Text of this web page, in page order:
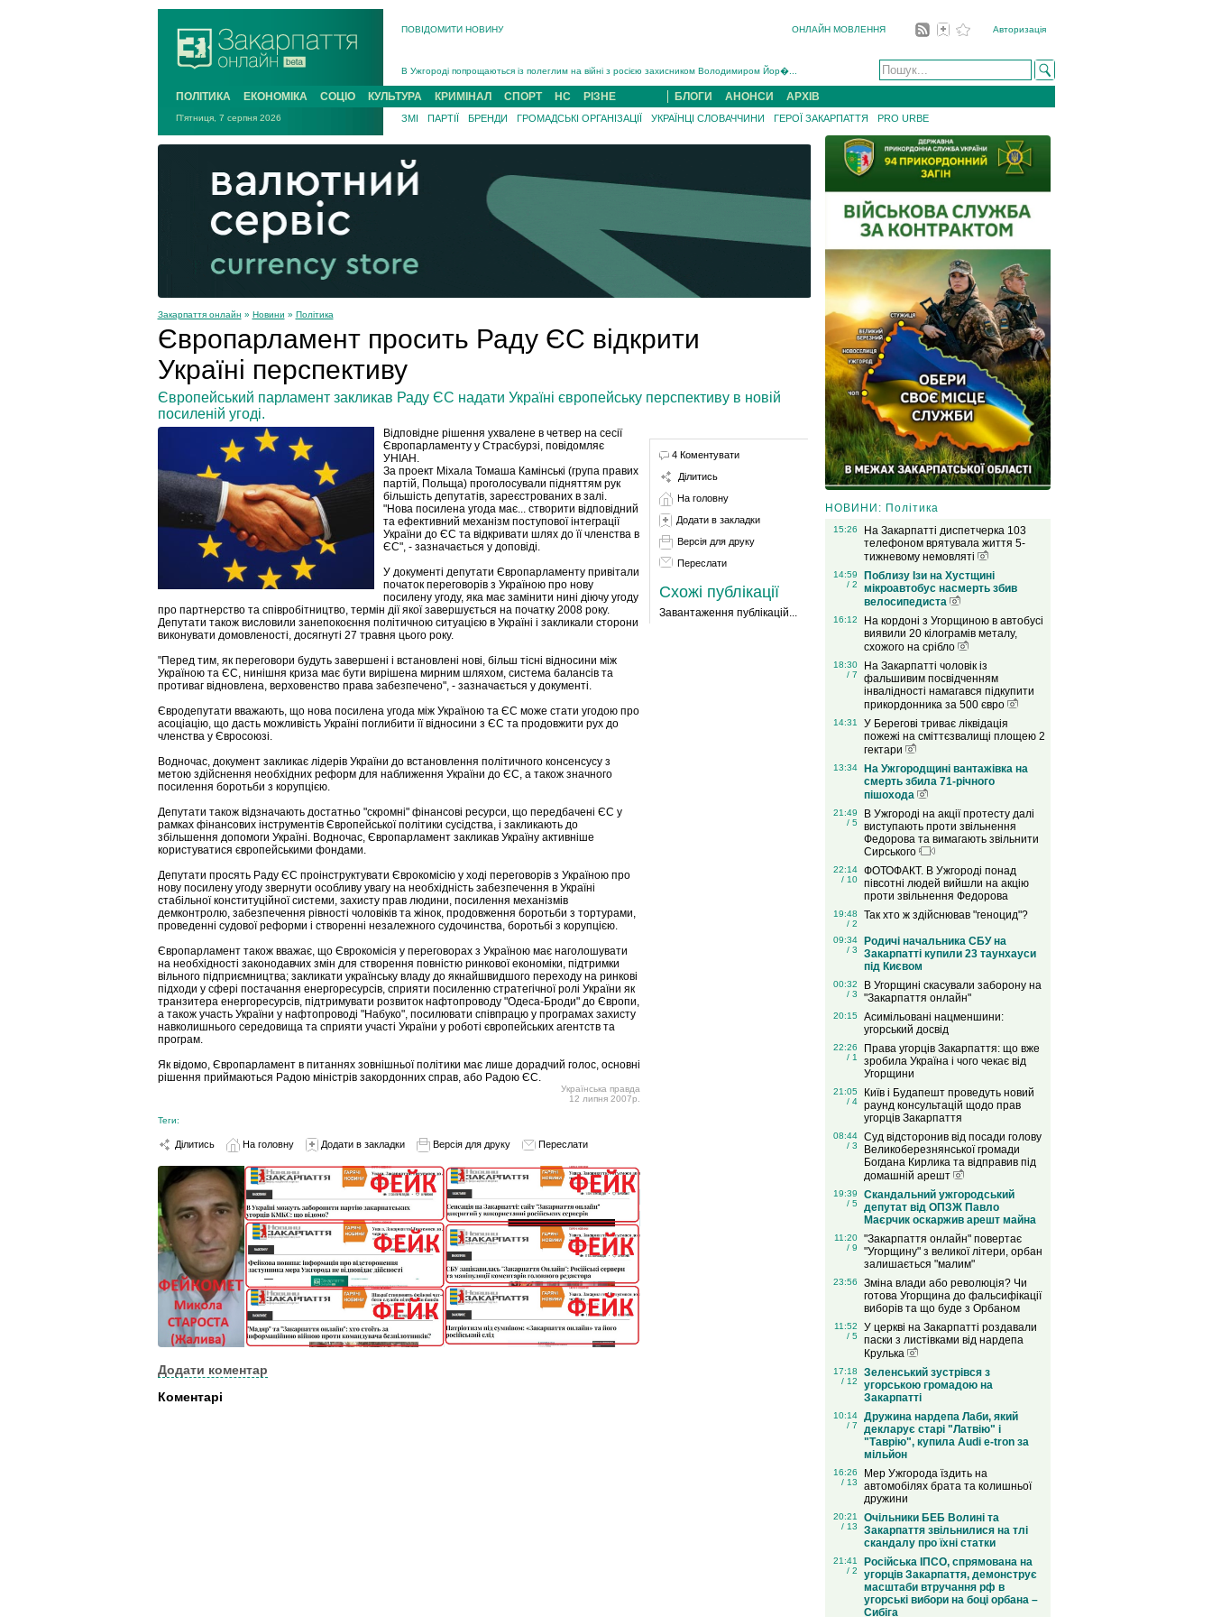
ПОВІДОМИТИ НОВИНУ ОНЛАЙН МОВЛЕННЯ Авторизація
В Ужгороді попрощаються із полеглим на війні з росією захисником Володимиром Йор�...
В Ужгороді 5 серпня попрощаються із захисником Богданом Югасом, який два роки �...
Підтвердили загибель захисника із Нанкова на Хустщині Юліана Гербея (ФОТО)[/gree...
На війні з рф поліг військовий з Виноградова Ігнат Роздяловський (ФОТО)...
На Хустщині внаслідок ДТП за участі трьох авто постраждали 13 людей (ФОТО)...
Інструктора районного ТЦК на Закарпатті судитимуть за обвинувачен...
ПОЛІТИКА ЕКОНОМІКА СОЦІО КУЛЬТУРА КРИМІНАЛ СПОРТ НС РІЗНЕ БЛОГИ АНОНСИ АРХІВ
П'ятниця, 7 серпня 2026 ЗМІ ПАРТІЇ БРЕНДИ ГРОМАДСЬКІ ОРГАНІЗАЦІЇ УКРАЇНЦІ СЛОВАЧЧИНИ ГЕРОЇ ЗАКАРПАТТЯ PRO URBE
Закарпаття онлайн » Новини » Політика
Європарламент просить Раду ЄС відкрити
Україні перспективу
Європейський парламент закликав Раду ЄС надати Україні європейську перспективу в новій
посиленій угоді.
Відповідне рішення ухвалене в четвер на сесії
Європарламенту у Страсбурзі, повідомляє
УНІАН.
За проект Міхала Томаша Камінські (група правих
партій, Польща) проголосували підняттям рук
більшість депутатів, зареєстрованих в залі.
"Нова посилена угода має... створити відповідний
та ефективний механізм поступової інтеграції
України до ЄС та відкривати шлях до її членства в
ЄС", - зазначається у доповіді.
У документі депутати Європарламенту привітали
початок переговорів з Україною про нову
посилену угоду, яка має замінити нині діючу угоду
про партнерство та співробітництво, термін дії якої завершується на початку 2008 року.
Депутати також висловили занепокоєння політичною ситуацією в Україні і закликали сторони
виконувати домовленості, досягнуті 27 травня цього року.
"Перед тим, як переговори будуть завершені і встановлені нові, більш тісні відносини між
Україною та ЄС, нинішня криза має бути вирішена мирним шляхом, система балансів та
противаг відновлена, верховенство права забезпечено", - зазначається у документі.
Євродепутати вважають, що нова посилена угода між Україною та ЄС може стати угодою про
асоціацію, що дасть можливість Україні поглибити її відносини з ЄС та продовжити рух до
членства у Євросоюзі.
Водночас, документ закликає лідерів України до встановлення політичного консенсусу з
метою здійснення необхідних реформ для наближення України до ЄС, а також значного
посилення боротьби з корупцією.
Депутати також відзначають достатньо "скромні" фінансові ресурси, що передбачені ЄС у
рамках фінансових інструментів Європейської політики сусідства, і закликають до
збільшення допомоги Україні. Водночас, Європарламент закликав Україну активніше
користуватися європейськими фондами.
Депутати просять Раду ЄС проінструктувати Єврокомісію у ході переговорів з Україною про
нову посилену угоду звернути особливу увагу на необхідність забезпечення в Україні
стабільної конституційної системи, захисту прав людини, посилення механізмів
демконтролю, забезпечення рівності чоловіків та жінок, продовження боротьби з тортурами,
проведенні судової реформи і створенні незалежного судочинства, боротьбі з корупцією.
Європарламент також вважає, що Єврокомісія у переговорах з Україною має наголошувати
на необхідності законодавчих змін для створення повністю ринкової економіки, підтримки
вільного підприємництва; закликати українську владу до якнайшвидшого переходу на ринкові
підходи у сфері постачання енергоресурсів, сприяти посиленню стратегічної ролі України як
транзитера енергоресурсів, підтримувати розвиток нафтопроводу "Одеса-Броди" до Європи,
а також участь України у нафтопроводі "Набуко", посилювати співпрацю у програмах захисту
навколишнього середовища та сприяти участі України у роботі європейських агентств та
програм.
Як відомо, Європарламент в питаннях зовнішньої політики має лише дорадчий голос, основні
рішення приймаються Радою міністрів закордонних справ, або Радою ЄС.
Українська правда
12 липня 2007р.
Теги:
Ділитись На головну Додати в закладки Версія для друку Переслати
Додати коментар
Коментарі
4 Коментувати
Ділитись
На головну
Додати в закладки
Версія для друку
Переслати
Схожі публікації
Завантаження публікацій...
НОВИНИ: Політика
15:26
На Закарпатті диспетчерка 103
телефоном врятувала життя 5-
тижневому немовляті
14:59
/ 2
Поблизу Ізи на Хустщині
мікроавтобус насмерть збив
велосипедиста
16:12
На кордоні з Угорщиною в автобусі
виявили 20 кілограмів металу,
схожого на срібло
18:30
/ 7
На Закарпатті чоловік із
фальшивим посвідченням
інвалідності намагався підкупити
прикордонника за 500 євро
14:31
У Берегові триває ліквідація
пожежі на сміттєзвалищі площею 2
гектари
13:34
На Ужгородщині вантажівка на
смерть збила 71-річного
пішохода
21:49
/ 5
В Ужгороді на акції протесту далі
виступають проти звільнення
Федорова та вимагають звільнити
Сирського
22:14
/ 10
ФОТОФАКТ. В Ужгороді понад
півсотні людей вийшли на акцію
проти звільнення Федорова
19:48
/ 2
Так хто ж здійснював "геноцид"?
09:34
/ 3
Родичі начальника СБУ на
Закарпатті купили 23 таунхауси
під Києвом
00:32
/ 3
В Угорщині скасували заборону на
"Закарпаття онлайн"
20:15
Асимільовані нацменшини:
угорський досвід
22:26
/ 1
Права угорців Закарпаття: що вже
зробила Україна і чого чекає від
Угорщини
21:05
/ 4
Київ і Будапешт проведуть новий
раунд консультацій щодо прав
угорців Закарпаття
08:44
/ 3
Суд відсторонив від посади голову
Великоберезнянської громади
Богдана Кирлика та відправив під
домашній арешт
19:39
/ 5
Скандальний ужгородський
депутат від ОПЗЖ Павло
Маєрчик оскаржив арешт майна
11:20
/ 9
"Закарпаття онлайн" повертає
"Угорщину" з великої літери, орбан
залишається "малим"
23:56
Зміна влади або революція? Чи
готова Угорщина до фальсифікації
виборів та що буде з Орбаном
11:52
/ 5
У церкві на Закарпатті роздавали
паски з листівками від нардепа
Крулька
17:18
/ 12
Зеленський зустрівся з
угорською громадою на
Закарпатті
10:14
/ 7
Дружина нардепа Лаби, який
декларує старі "Латвію" і
"Таврію", купила Audi e-tron за
мільйон
16:26
/ 13
Мер Ужгорода їздить на
автомобілях брата та колишньої
дружини
20:21
/ 13
Очільники БЕБ Волині та
Закарпаття звільнилися на тлі
скандалу про їхні статки
21:41
/ 2
Російська ІПСО, спрямована на
угорців Закарпаття, демонструє
масштаби втручання рф в
угорські вибори на боці орбана –
Сибіга